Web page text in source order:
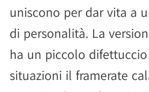
uniscono per dar vita a
di personalità. La
ha un piccolo
situazioni il framerate